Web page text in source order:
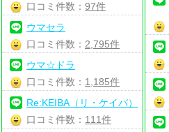
口コミ件数：97件
ウマセラ
口コミ件数： 2,795件
ウマ☆ドラ
口コミ件数： 1,185件
Re:KEIBA（リ・ケイバ）
口コミ件数： 111件